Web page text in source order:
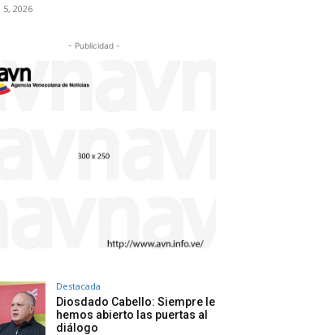
2026
- Publicidad -
Destacada
Diosdado Cabello: Siempre le
hemos abierto las puertas al
diálogo